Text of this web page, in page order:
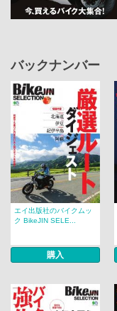
バックナンバー
エイ出版社のバイクムッ
ク BikeJIN SELE...
購入